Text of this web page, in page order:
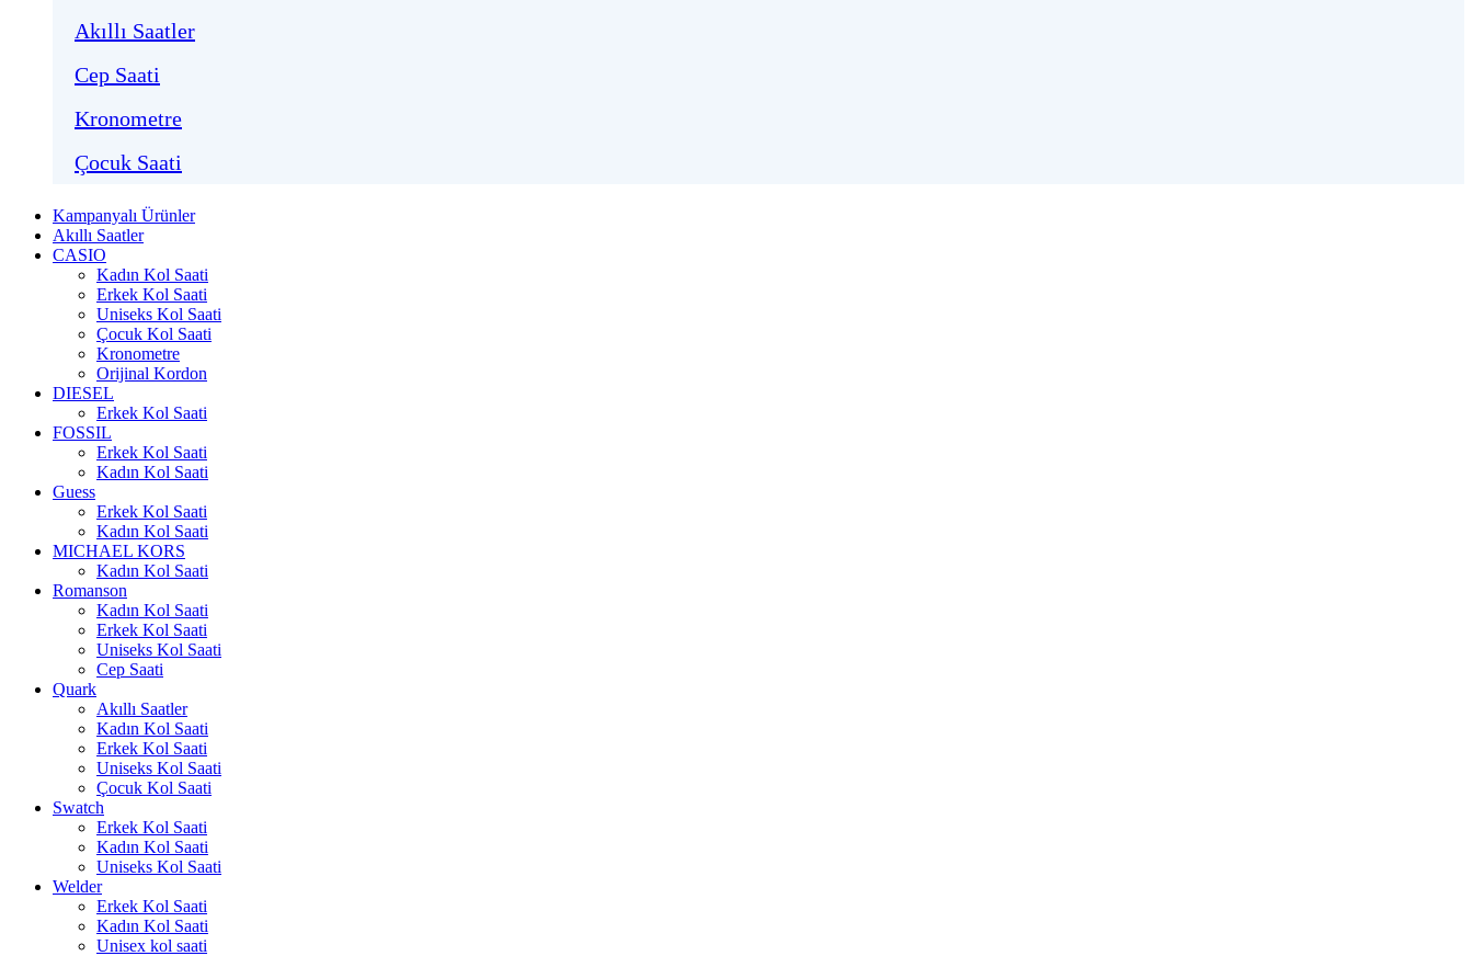
Akıllı Saatler
Cep Saati
Kronometre
Çocuk Saati
Kampanyalı Ürünler
Akıllı Saatler
CASIO
Kadın Kol Saati
Erkek Kol Saati
Uniseks Kol Saati
Çocuk Kol Saati
Kronometre
Orijinal Kordon
DIESEL
Erkek Kol Saati
FOSSIL
Erkek Kol Saati
Kadın Kol Saati
Guess
Erkek Kol Saati
Kadın Kol Saati
MICHAEL KORS
Kadın Kol Saati
Romanson
Kadın Kol Saati
Erkek Kol Saati
Uniseks Kol Saati
Cep Saati
Quark
Akıllı Saatler
Kadın Kol Saati
Erkek Kol Saati
Uniseks Kol Saati
Çocuk Kol Saati
Swatch
Erkek Kol Saati
Kadın Kol Saati
Uniseks Kol Saati
Welder
Erkek Kol Saati
Kadın Kol Saati
Unisex kol saati